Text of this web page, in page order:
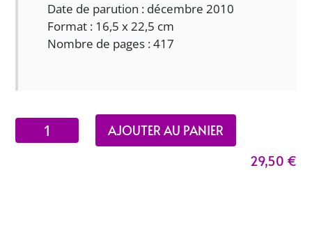
Date de parution : décembre 2010
Format : 16,5 x 22,5 cm
Nombre de pages : 417
quantité
de
AJOUTER AU PANIER
29,50 €